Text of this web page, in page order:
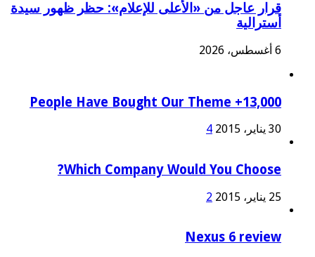
قرار عاجل من «الأعلى للإعلام»: حظر ظهور سيدة
أسترالية
6 أغسطس، 2026
13,000+ People Have Bought Our Theme
30 يناير، 2015 4
Which Company Would You Choose?
25 يناير، 2015 2
Nexus 6 review